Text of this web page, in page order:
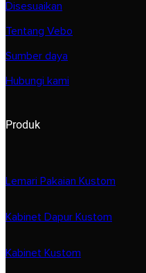
Disesuaikan
Tentang Vebo
Sumber daya
Hubungi kami
Produk
Lemari Pakaian Kustom
Kabinet Dapur Kustom
Kabinet Kustom